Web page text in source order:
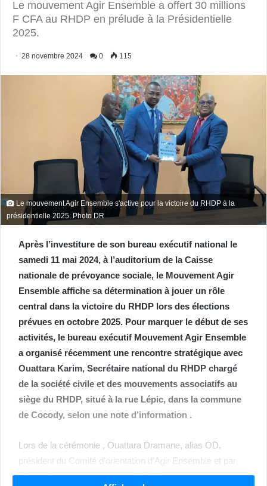
Le mouvement Agir Ensemble a offert 30 millions
F CFA au RHDP en prélude à la Présidentielle
2025.
28 novembre 2024 0 115
Le mouvement Agir Ensemble s'active pour la victoire du RHDP à la
présidentielle 2025. Photo DR
Après l’investiture de son bureau exécutif national le
samedi 11 mai 2024, à l’auditorium de la Caisse
nationale de prévoyance sociale, le Mouvement Agir
Ensemble affiche sa détermination à jouer un rôle
central dans la victoire du RHDP lors des élections
prévues en octobre 2025. Pour marquer le début de ses
activités, le bureau exécutif Mouvement Agir Ensemble
a organisé récemment une rencontre stratégique avec
Ouattara Karim, Secrétaire national du RHDP chargé
de la société civile et des mouvements associatifs au
siège du RHDP, situé à la rue Lépic, dans la commune
de Cocody, selon une note d’information .
Lors de la cérémonie , Ouattara Dramane, alias OD,
président du Comité d’orientation d’Agir Ensemble et par
ailleurs Secrétaire national du RHDP chargé des militants